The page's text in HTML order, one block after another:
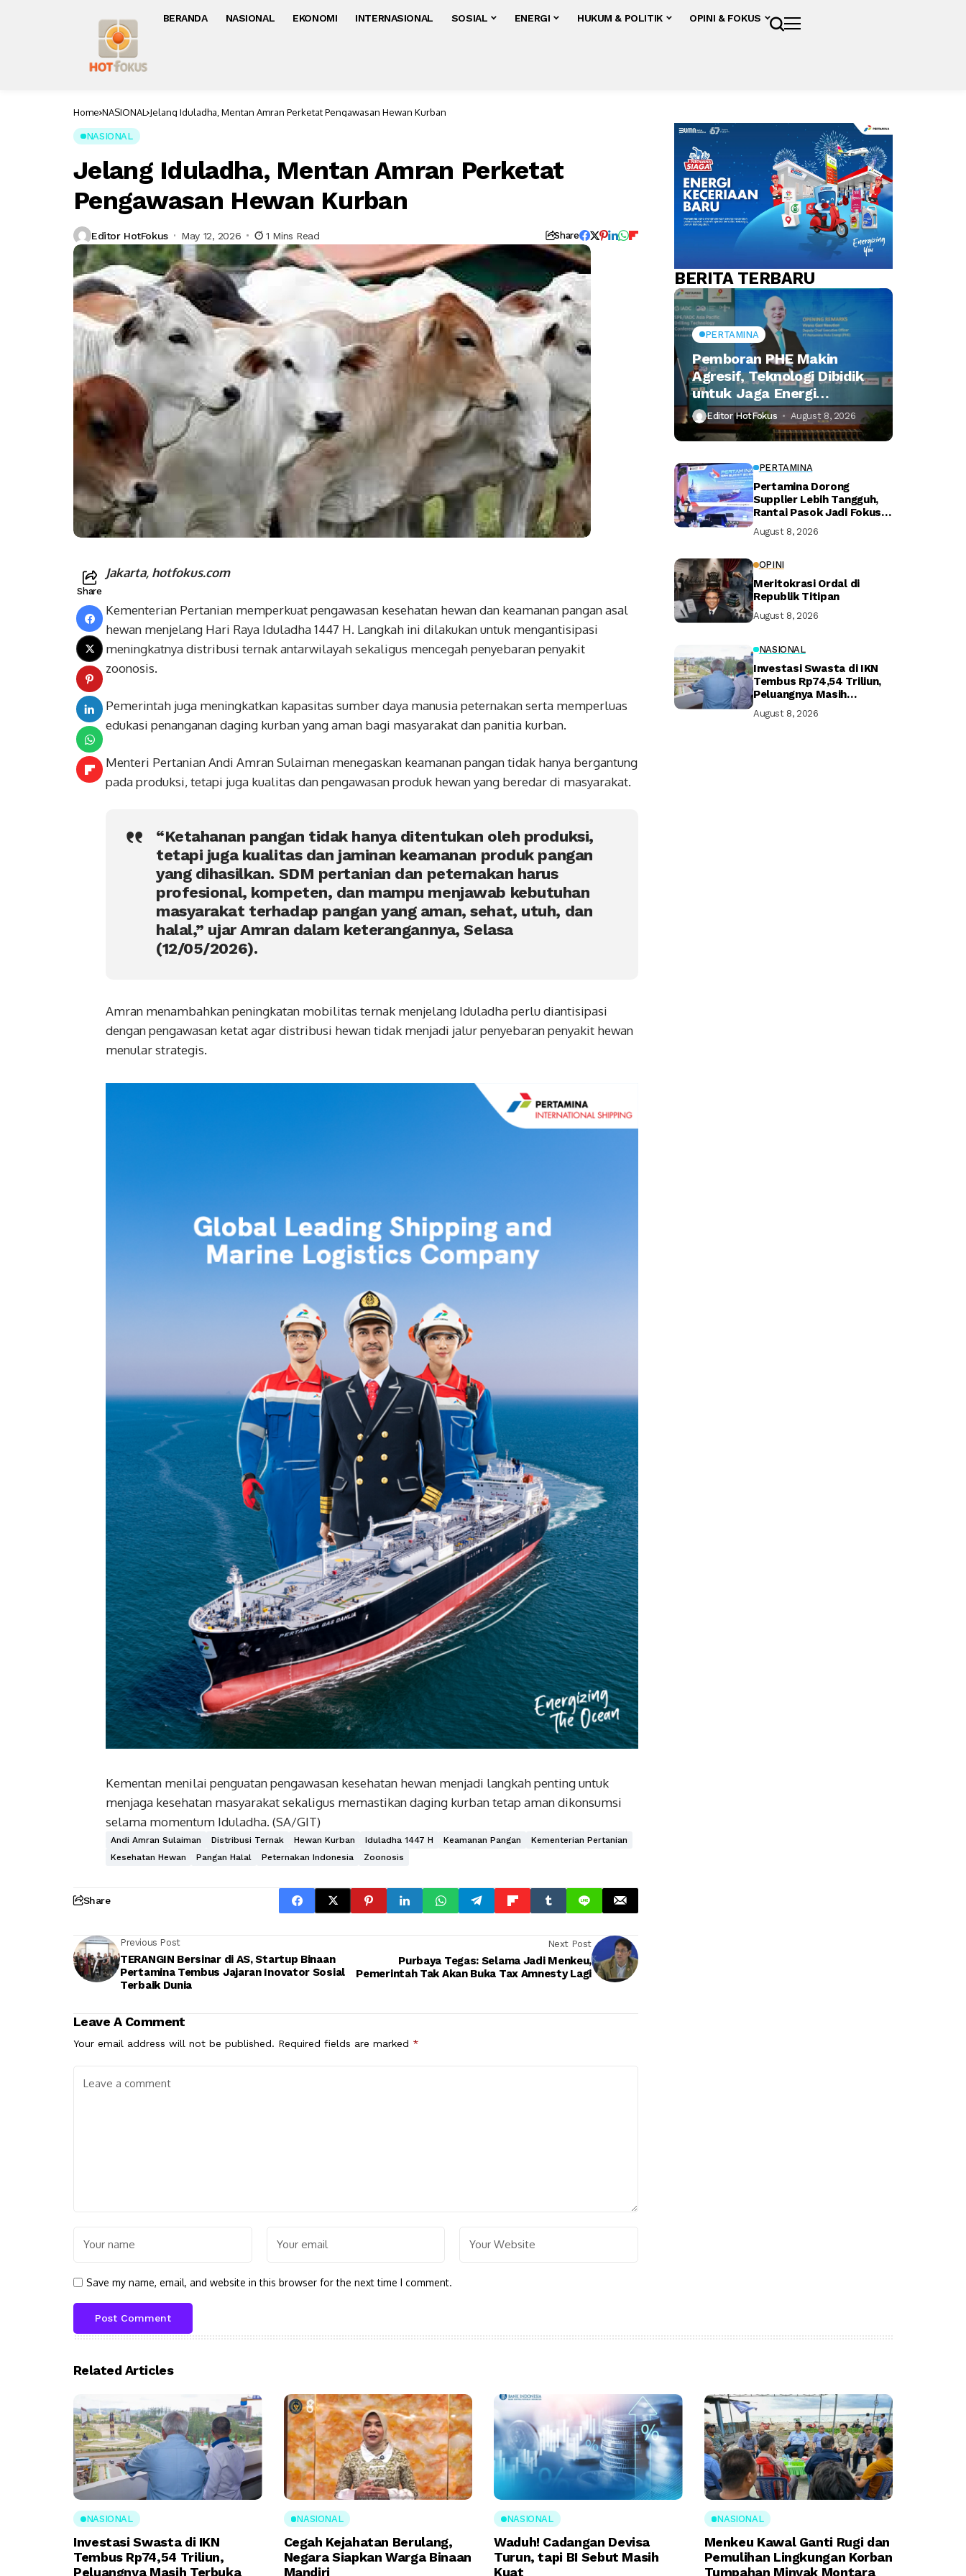
BERANDA NASIONAL EKONOMI INTERNASIONAL SOSIAL ENERGI HUKUM & POLITIK OPINI & FOKUS
Home NASIONAL Jelang Iduladha, Mentan Amran Perketat Pengawasan Hewan Kurban
NASIONAL
Jelang Iduladha, Mentan Amran Perketat
Pengawasan Hewan Kurban
Editor HotFokus May 12, 2026 1 Mins Read Share
Share
Jakarta, hotfokus.com
Kementerian Pertanian memperkuat pengawasan kesehatan hewan dan keamanan pangan asal
hewan menjelang Hari Raya Iduladha 1447 H. Langkah ini dilakukan untuk mengantisipasi
meningkatnya distribusi ternak antarwilayah sekaligus mencegah penyebaran penyakit
zoonosis.
Pemerintah juga meningkatkan kapasitas sumber daya manusia peternakan serta memperluas
edukasi penanganan daging kurban yang aman bagi masyarakat dan panitia kurban.
Menteri Pertanian Andi Amran Sulaiman menegaskan keamanan pangan tidak hanya bergantung
pada produksi, tetapi juga kualitas dan pengawasan produk hewan yang beredar di masyarakat.
“Ketahanan pangan tidak hanya ditentukan oleh produksi,
tetapi juga kualitas dan jaminan keamanan produk pangan
yang dihasilkan. SDM pertanian dan peternakan harus
profesional, kompeten, dan mampu menjawab kebutuhan
masyarakat terhadap pangan yang aman, sehat, utuh, dan
halal,” ujar Amran dalam keterangannya, Selasa
(12/05/2026).
Amran menambahkan peningkatan mobilitas ternak menjelang Iduladha perlu diantisipasi
dengan pengawasan ketat agar distribusi hewan tidak menjadi jalur penyebaran penyakit hewan
menular strategis.
Kementan menilai penguatan pengawasan kesehatan hewan menjadi langkah penting untuk
menjaga kesehatan masyarakat sekaligus memastikan daging kurban tetap aman dikonsumsi
selama momentum Iduladha. (SA/GIT)
Andi Amran Sulaiman Distribusi Ternak Hewan Kurban Iduladha 1447 H Keamanan Pangan
Kementerian Pertanian
Kesehatan Hewan
Pangan Halal Peternakan Indonesia Zoonosis
Share
Previous Post
TERANGIN Bersinar di AS, Startup Binaan
Pertamina Tembus Jajaran Inovator Sosial
Terbaik Dunia
Next Post
Purbaya Tegas: Selama Jadi Menkeu,
Pemerintah Tak Akan Buka Tax Amnesty Lagi
Leave A Comment
Your email address will not be published. Required fields are marked *
Save my name, email, and website in this browser for the next time I comment.
BERITA TERBARU
PERTAMINA
Pemboran PHE Makin
Agresif, Teknologi Dibidik
untuk Jaga Energi
Nasional
Editor HotFokus August 8, 2026
PERTAMINA
Pertamina Dorong
Supplier Lebih Tangguh,
Rantai Pasok Jadi Fokus
August 8, 2026
OPINI
Meritokrasi Ordal di
Republik Titipan
August 8, 2026
NASIONAL
Investasi Swasta di IKN
Tembus Rp74,54 Triliun,
Peluangnya Masih
August 8, 2026
Related Articles
NASIONAL
Investasi Swasta di IKN
Tembus Rp74,54 Triliun,
Peluangnya Masih Terbuka
NASIONAL
Cegah Kejahatan Berulang,
Negara Siapkan Warga Binaan
Mandiri
NASIONAL
Waduh! Cadangan Devisa
Turun, tapi BI Sebut Masih
Kuat
NASIONAL
Menkeu Kawal Ganti Rugi dan
Pemulihan Lingkungan Korban
Tumpahan Minyak Montara